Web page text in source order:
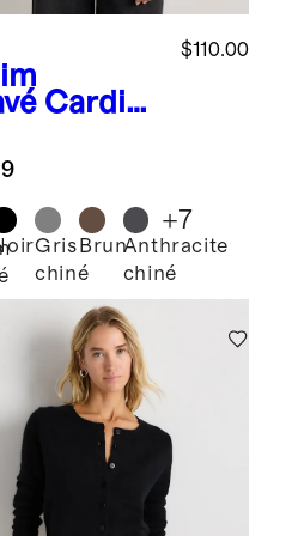
Cardiga
de
$110.00
Gris
chiné
BrunAnthracite
chiné
+7